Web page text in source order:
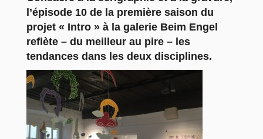
l’épisode 10 de la première saison du
projet « Intro » à la galerie Beim Engel
reflète – du meilleur au pire – les
tendances dans les deux disciplines.